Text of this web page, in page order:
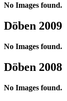
No Images found.
Döben 2009
No Images found.
Döben 2008
No Images found.